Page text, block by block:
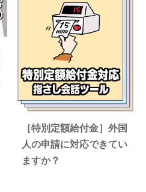
［特別定額給付金］外国
人の申請に対応できてい
ますか？